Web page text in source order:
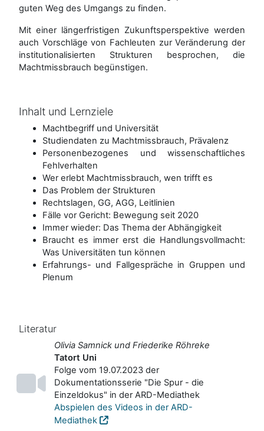
guten Weg des Umgangs zu finden.
Mit einer längerfristigen Zukunftsperspektive werden
auch Vorschläge von Fachleuten zur Veränderung der
institutionalisierten Strukturen besprochen, die
Machtmissbrauch begünstigen.
Inhalt und Lernziele
Machtbegriff und Universität
Studiendaten zu Machtmissbrauch, Prävalenz
Personenbezogenes und wissenschaftliches
Fehlverhalten
Wer erlebt Machtmissbrauch, wen trifft es
Das Problem der Strukturen
Rechtslagen, GG, AGG, Leitlinien
Fälle vor Gericht: Bewegung seit 2020
Immer wieder: Das Thema der Abhängigkeit
Braucht es immer erst die Handlungsvollmacht:
Was Universitäten tun können
Erfahrungs- und Fallgespräche in Gruppen und
Plenum
Literatur
Olivia Samnick und Friederike Röhreke
Tatort Uni
Folge vom 19.07.2023 der
Dokumentationsserie "Die Spur - die
Einzeldokus" in der ARD-Mediathek
Abspielen des Videos in der ARD-
Mediathek